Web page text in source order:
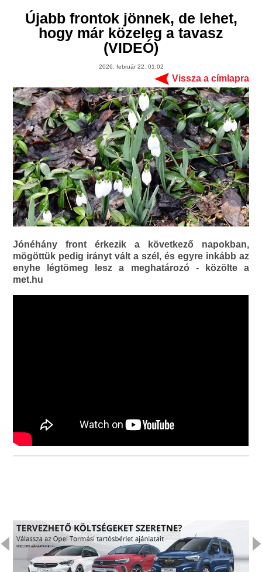
Újabb frontok jönnek, de lehet,
hogy már közeleg a tavasz
(VIDEÓ)
2026. február 22. 01:02
Vissza a címlapra
Jónéhány front érkezik a következő napokban,
mögöttük pedig irányt vált a szél, és egyre inkább az
enyhe légtömeg lesz a meghatározó - közölte a
met.hu